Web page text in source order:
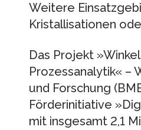
Weitere
Kristallisationen
Das Projekt
Prozessanalytik« –
und Forschung
Förderinitiative
mit insgesamt 2,1